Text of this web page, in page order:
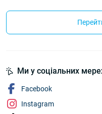
Ми у соціальних
Facebook
Instagram